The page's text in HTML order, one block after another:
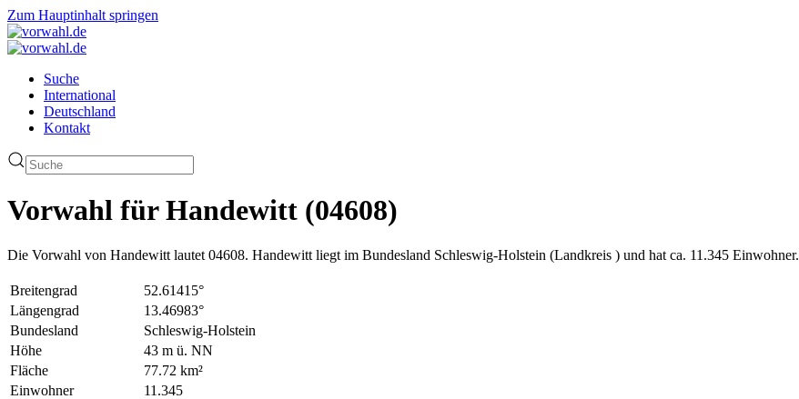
Zum Hauptinhalt springen
Suche
International
Deutschland
Kontakt
Vorwahl für Handewitt (04608)
Die Vorwahl von Handewitt lautet 04608. Handewitt liegt im Bundesland Schleswig-Holstein (Landkreis ) und hat ca. 11.345 Einwohner.
Breitengrad
52.61415°
Längengrad
13.46983°
Bundesland
Schleswig-Holstein
Höhe
43 m ü. NN
Fläche
77.72 km²
Einwohner
11.345